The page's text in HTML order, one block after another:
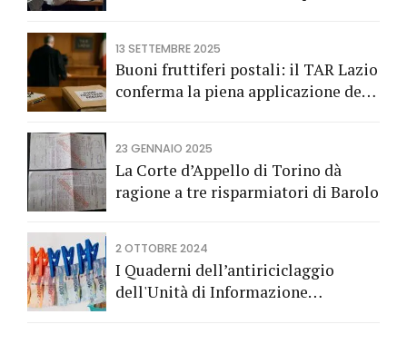
13 SETTEMBRE 2025
Buoni fruttiferi postali: il TAR Lazio
conferma la piena applicazione del
fruttiferi postali.
23 GENNAIO 2025
La Corte d’Appello di Torino dà
ragione a tre risparmiatori di Barolo
2 OTTOBRE 2024
I Quaderni dell’antiriciclaggio
dell'Unità di Informazione